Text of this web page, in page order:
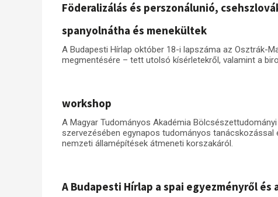
Föderalizálás és perszonálunió,
spanyolnátha és menekültek
A Budapesti Hírlap október 18-i lapszáma az Osztrák-
megmentésére – tett utolsó kísérletekről, valamint a
workshop
A Magyar Tudományos Akadémia
szervezésében egynapos tudományos
nemzeti államépítések átmeneti korszakáról.
A Budapesti Hírlap a spai egyezményről